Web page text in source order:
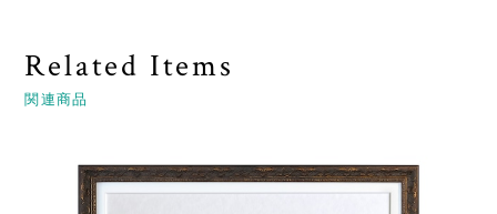
Related Items
関連商品